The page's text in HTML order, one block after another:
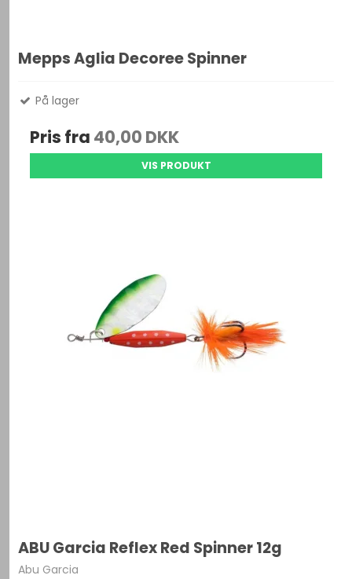
Mepps Aglia Decoree Spinner
På lager
Pris fra 40,00 DKK
VIS PRODUKT
ABU Garcia Reflex Red Spinner 12g
Abu Garcia